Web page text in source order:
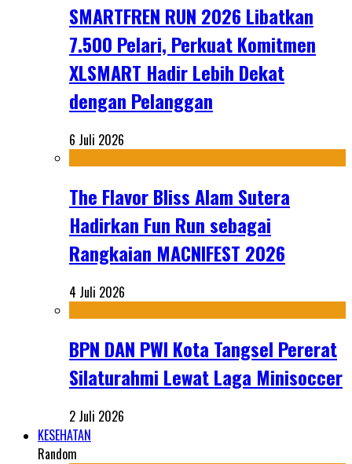
SMARTFREN RUN 2026 Libatkan
7.500 Pelari, Perkuat Komitmen
XLSMART Hadir Lebih Dekat
dengan Pelanggan
6 Juli 2026
The Flavor Bliss Alam Sutera
Hadirkan Fun Run sebagai
Rangkaian MACNIFEST 2026
4 Juli 2026
BPN DAN PWI Kota Tangsel Pererat
Silaturahmi Lewat Laga Minisoccer
2 Juli 2026
KESEHATAN
Random